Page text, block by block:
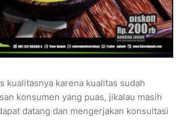
kualitasnya karena kualitas sudah
konsumen yang puas, jikalau masih
datang dan mengerjakan konsultasi